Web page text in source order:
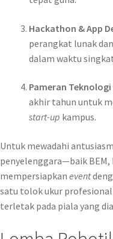
Hackathon & App
perangkat lunak
dalam waktu
Pameran
akhir tahun untuk
start-up kampus.
Untuk mewadahi
penyelenggara—baik BEM,
mempersiapkan event
satu tolok ukur
terletak pada piala yang